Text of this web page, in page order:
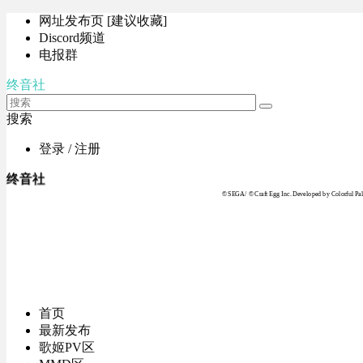
网址发布页 [建议收藏]
Discord频道
电报群
终音社
搜索
登录 / 注册
终音社
© SEGA / © Craft Egg Inc. Developed by Colorful
首页
最新发布
歌姬PV区